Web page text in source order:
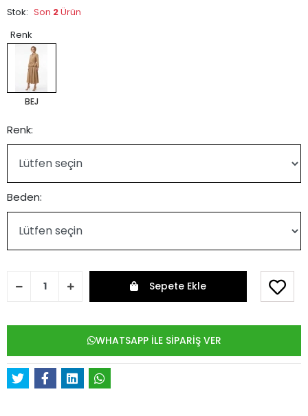
Stok: Son 2Ürün
Renk
BEJ
Renk:
Beden:
Sepete Ekle
WHATSAPP İLE SİPARİŞ VER